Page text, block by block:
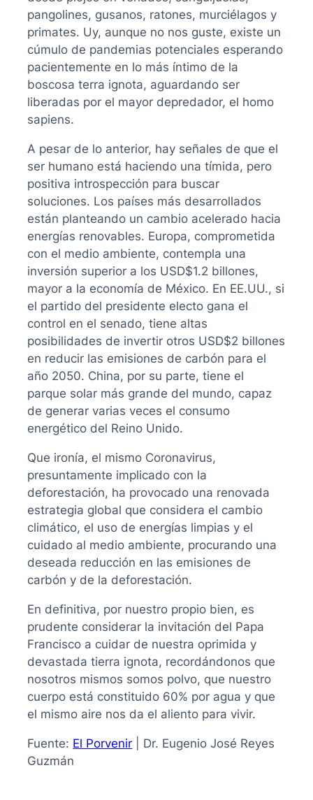
pangolines, gusanos, ratones, murciélagos y
primates. Uy, aunque no nos guste, existe un
cúmulo de pandemias potenciales esperando
pacientemente en lo más íntimo de la
boscosa terra ignota, aguardando ser
liberadas por el mayor depredador, el homo
sapiens.
A pesar de lo anterior, hay señales de que el
ser humano está haciendo una tímida, pero
positiva introspección para buscar
soluciones. Los países más desarrollados
están planteando un cambio acelerado hacia
energías renovables. Europa, comprometida
con el medio ambiente, contempla una
inversión superior a los USD$1.2 billones,
mayor a la economía de México. En EE.UU., si
el partido del presidente electo gana el
control en el senado, tiene altas
posibilidades de invertir otros USD$2 billones
en reducir las emisiones de carbón para el
año 2050. China, por su parte, tiene el
parque solar más grande del mundo, capaz
de generar varias veces el consumo
energético del Reino Unido.
Que ironía, el mismo Coronavirus,
presuntamente implicado con la
deforestación, ha provocado una renovada
estrategia global que considera el cambio
climático, el uso de energías limpias y el
cuidado al medio ambiente, procurando una
deseada reducción en las emisiones de
carbón y de la deforestación.
En definitiva, por nuestro propio bien, es
prudente considerar la invitación del Papa
Francisco a cuidar de nuestra oprimida y
devastada tierra ignota, recordándonos que
nosotros mismos somos polvo, que nuestro
cuerpo está constituido 60% por agua y que
el mismo aire nos da el aliento para vivir.
Fuente: El Porvenir | Dr. Eugenio José Reyes
Guzmán